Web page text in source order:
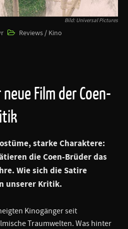
Bild: Universal Pictures
Reviews / Kino
Film der Coen-
starke Charaktere:
die Coen-Brüder das
Wie sich die Satire
unserer Kritik.
Kinogänger seit
Traumwelten. Was hinter